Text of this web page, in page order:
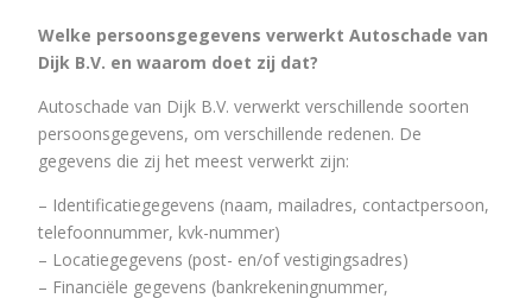
Welke persoonsgegevens verwerkt Autoschade van
Dijk B.V. en waarom doet zij dat?
Autoschade van Dijk B.V. verwerkt verschillende soorten
persoonsgegevens, om verschillende redenen. De
gegevens die zij het meest verwerkt zijn:
– Identificatiegegevens (naam, mailadres, contactpersoon,
telefoonnummer, kvk-nummer)
– Locatiegegevens (post- en/of vestigingsadres)
– Financiële gegevens (bankrekeningnummer,